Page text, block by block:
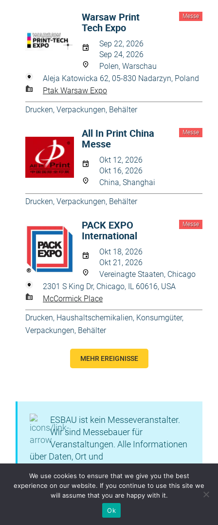
Messe
Warsaw Print
Tech Expo
Sep 22, 2026
Sep 24, 2026
Polen, Warschau
Aleja Katowicka 62, 05-830 Nadarzyn, Poland
Ptak Warsaw Expo
Drucken, Verpackungen, Behälter
Messe
All In Print China
Messe
Okt 12, 2026
Okt 16, 2026
China, Shanghai
Drucken, Verpackungen, Behälter
Messe
PACK EXPO
International
Okt 18, 2026
Okt 21, 2026
Vereinagte Staaten, Chicago
2301 S King Dr, Chicago, IL 60616, USA
McCormick Place
Drucken, Haushaltschemikalien, Konsumgüter,
Verpackungen, Behälter
MEHR EREIGNISSE
ESBAU ist kein Messeveranstalter.
Wir sind Messebauer für
Veranstaltungen. Alle Informationen
über Daten, Ort und
offiziellen Website der Messe.
We use cookies to ensure that we give you the best
experience on our website. If you continue to use this site we
will assume that you are happy with it.
Ok